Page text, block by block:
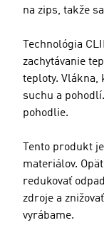
na zips, takže
Technológia
zachytávanie
teploty. Vlákna,
suchu a
pohodlie.
Tento produkt
materiálov.
redukovať
zdroje a
vyrábame.